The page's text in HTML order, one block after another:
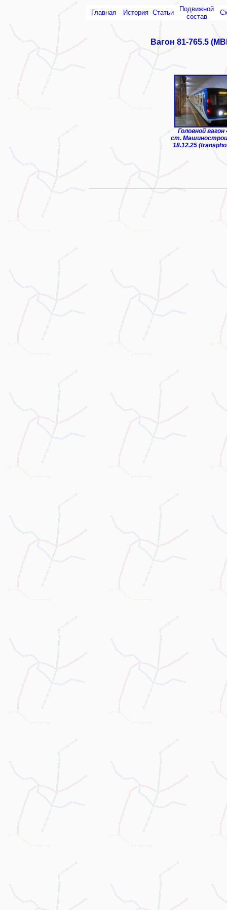
Главная История Статьи
Подвижной
состав
Вагон 81-765.5
Головной вагон
ст.
18.12.25